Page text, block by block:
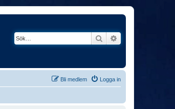
Sök
Logga in
Bli medlem